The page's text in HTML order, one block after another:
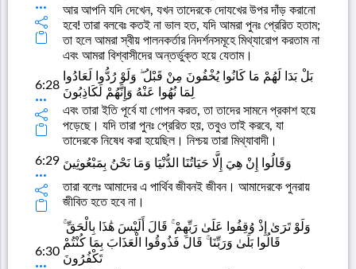
আর আপনি যদি দেখেন, যখন তাদেরকে দোযখের উপর দাঁড় করানো
হবে! তারা বলবেঃ কতই না ভাল হত, যদি আমরা পুনঃ প্রেরিত হতাম;
তা হলে আমরা স্বীয় পালনকর্তার নিদর্শনসমূহে মিথ্যারোপ করতাম না
এবং আমরা বিশ্বাসীদের অন্তর্ভুক্ত হয়ে যেতাম।
6:28
بَلْ بَدَا لَهُمْ مَا كَانُوا يُخْفُونَ مِنْ قَبْلُ ۖ وَلَوْ رُدُّوا لَعَادُوا
لِمَا نُهُوا عَنْهُ وَإِنَّهُمْ لَكَاذِبُونَ
এবং তারা ইতি পূর্বে যা গোপন করত, তা তাদের সামনে প্রকাশ হয়ে
পড়েছে। যদি তারা পুনঃ প্রেরিত হয়, তবুও তাই করবে, যা
তাদেরকে নিষেধ করা হয়েছিল। নিশ্চয় তারা মিথ্যাবাদী।
6:29 وَقَالُوا إِنْ هِيَ إِلَّا حَيَاتُنَا الدُّنْيَا وَمَا نَحْنُ بِمَبْعُوثِينَ
তারা বলেঃ আমাদের এ পার্থিব জীবনই জীবন। আমাদেরকে পুনরায়
জীবিত হতে হবে না।
6:30
وَلَوْ تَرَىٰ إِذْ وُقِفُوا عَلَىٰ رَبِّهِمْ ۚ قَالَ أَلَيْسَ هَٰذَا بِالْحَقِّ ۚ
قَالُوا بَلَىٰ وَرَبِّنَا ۚ قَالَ فَذُوقُوا الْعَذَابَ بِمَا كُنْتُمْ
تَكْفُرُونَ